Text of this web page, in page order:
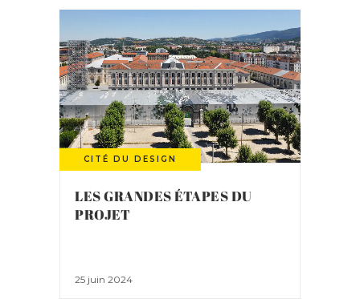
CITÉ DU DESIGN
LES GRANDES ÉTAPES DU
PROJET
25 juin 2024